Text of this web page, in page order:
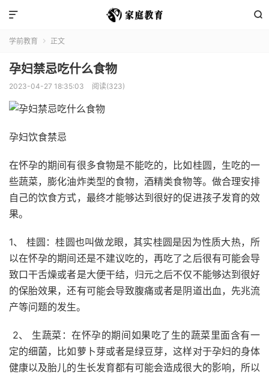


学前教育  正文
孕妇禁忌吃什么食物
2023-04-27 18:35:03 阅读(323)
孕妇饮食禁忌
在怀孕的期间有很多食物是不能吃的，比如桂圆，生吃的一
些蔬菜，膨化油炸类型的食物，酒精类食物等。做合理安排
自己的饮食方式，最终才能够达到很好的促进孩子发育的效
果。
1、 桂圆：桂圆也叫做龙眼，其实桂圆是因为性质大热，所
以在怀孕的期间还是不建议吃的，再吃了之后很有可能会导
致口干舌燥或者是大便干结，归元之后不仅不能够达到很好
的保胎效果，还有可能会导致腹痛或者是阴道出血，先兆流
产等问题的发生。
2、 生蔬菜：在怀孕的期间如果吃了生的蔬菜里面含有一
定的细菌，比如萝卜芽或者是绿豆芽，这样对于孕妇的身体
健康以及胎儿的生长发育都有可能会造成很大的影响，所以